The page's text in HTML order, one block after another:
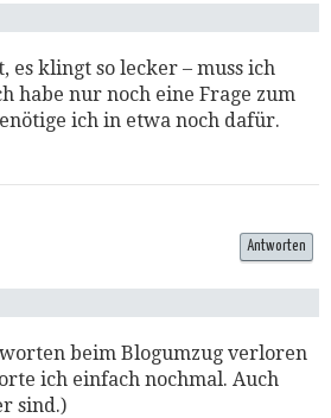
es klingt so lecker – muss ich
habe nur noch eine Frage zum
ich in etwa noch dafür.
beim Blogumzug verloren
ich einfach nochmal. Auch
sind.)
Antworten